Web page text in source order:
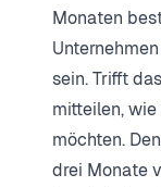
Monaten
sein. Trifft
mitteilen,
möchten.
drei Monate